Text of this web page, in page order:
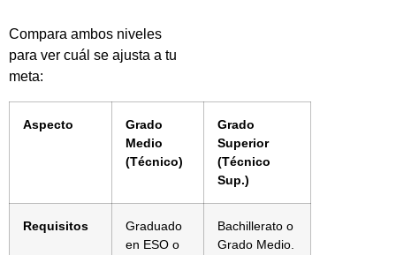
Compara ambos niveles
para ver cuál se ajusta a tu
meta:
Aspecto
Grado
Medio
(Técnico)
Grado
Superior
(Técnico
Sup.)
Requisitos
Graduado
en ESO o
Bachillerato o
Grado Medio.